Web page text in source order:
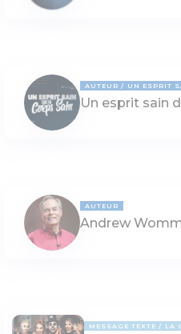
AUTEUR UN ESPRIT
Un esprit sain
AUTEUR
Andrew
MESSAGE TEXTE LA